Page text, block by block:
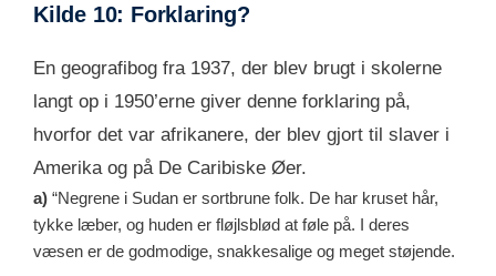
Kilde 10: Forklaring?
En geografibog fra 1937, der blev brugt i skolerne
langt op i 1950’erne giver denne forklaring på,
hvorfor det var afrikanere, der blev gjort til slaver i
Amerika og på De Caribiske Øer.
a) “Negrene i Sudan er sortbrune folk. De har kruset hår,
tykke læber, og huden er fløjlsblød at føle på. I deres
væsen er de godmodige, snakkesalige og meget støjende.